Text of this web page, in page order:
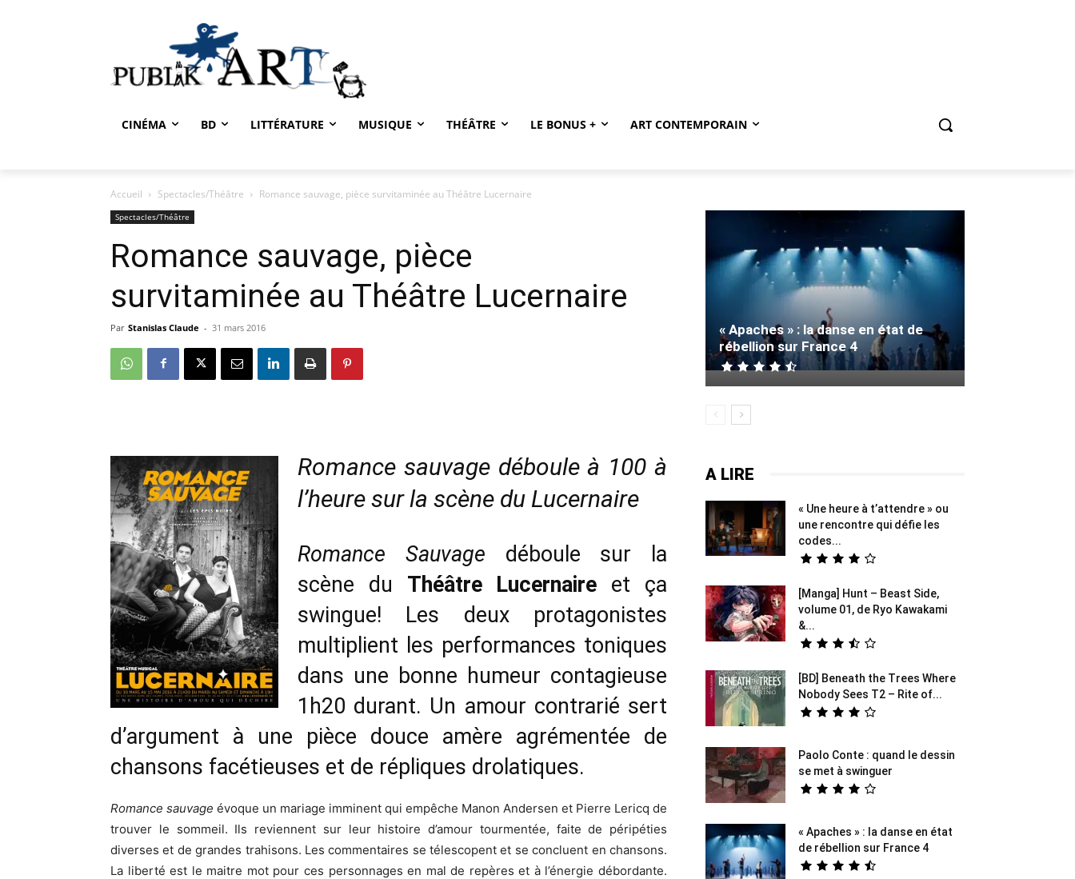
CINÉMA BD LITTÉRATURE MUSIQUE THÉÂTRE LE BONUS + ART CONTEMPORAIN
Accueil Spectacles/Théâtre Romance sauvage, pièce survitaminée au Théâtre Lucernaire
Spectacles/Théâtre
Romance sauvage, pièce
survitaminée au Théâtre Lucernaire
Par Stanislas Claude - 31 mars 2016
Romance sauvage déboule à 100 à
l’heure sur la scène du Lucernaire
Romance Sauvage déboule sur la
scène du Théâtre Lucernaire et ça
swingue! Les deux protagonistes
multiplient les performances toniques
dans une bonne humeur contagieuse
1h20 durant. Un amour contrarié sert
d’argument à une pièce douce amère agrémentée de
chansons facétieuses et de répliques drolatiques.
Romance sauvage évoque un mariage imminent qui empêche Manon Andersen et Pierre Lericq de
trouver le sommeil. Ils reviennent sur leur histoire d’amour tourmentée, faite de péripéties
diverses et de grandes trahisons. Les commentaires se télescopent et se concluent en chansons.
La liberté est le maitre mot pour ces personnages en mal de repères et à l’énergie débordante.
« Apaches » : la danse en état de
rébellion sur France 4
A LIRE
« Une heure à t’attendre » ou
une rencontre qui défie les
codes...
[Manga] Hunt – Beast Side,
volume 01, de Ryo Kawakami
&...
[BD] Beneath the Trees Where
Nobody Sees T2 – Rite of...
Paolo Conte : quand le dessin
se met à swinguer
« Apaches » : la danse en état
de rébellion sur France 4